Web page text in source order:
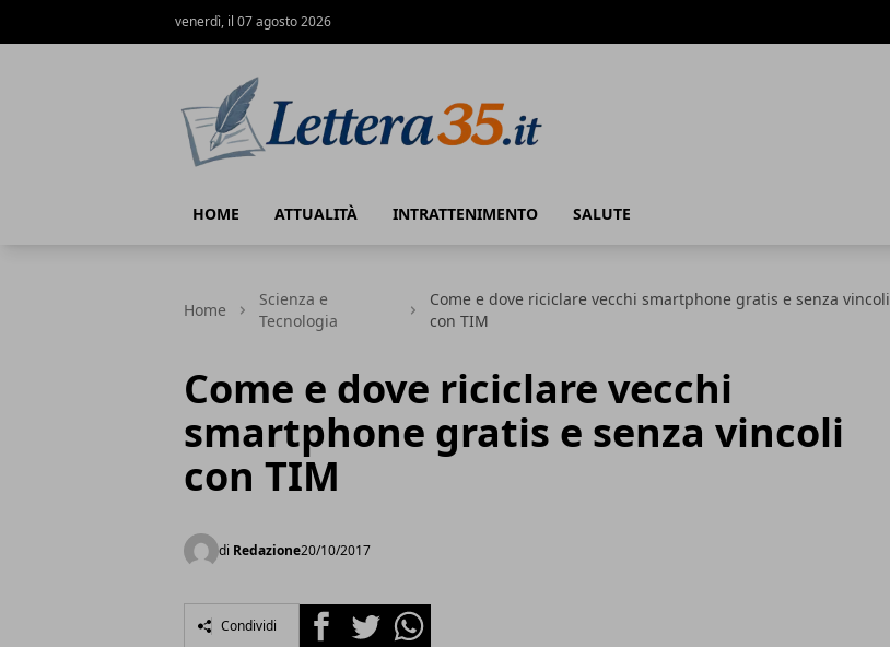
venerdì, il 07 agosto 2026
HOME ATTUALITÀ INTRATTENIMENTO SALUTE
Home
Scienza e
Tecnologia
Come e dove riciclare vecchi smartphone gratis e senza vincoli
con TIM
Come e dove riciclare vecchi
smartphone gratis e senza vincoli
con TIM
di Redazione20/10/2017
Condividi FacebookTwitterWhatsapp